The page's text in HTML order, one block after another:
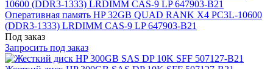
Оперативная память HP 32GB QUAD RANK X4 PC3L-10600
(DDR3-1333) LRDIMM CAS-9 LP 647903-B21
Под заказ
Запросить под заказ